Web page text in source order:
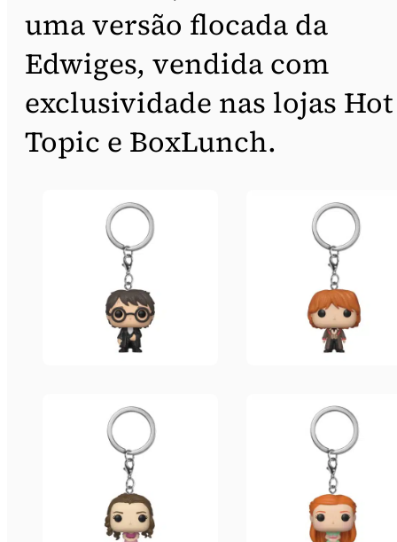
uma versão flocada da
Edwiges, vendida com
exclusividade nas lojas Hot
Topic e BoxLunch.